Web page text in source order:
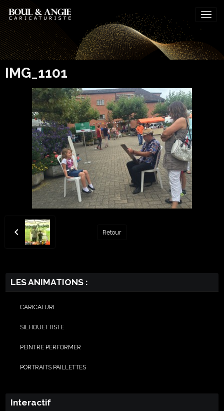
IMG_1101
Retour
LES ANIMATIONS :
CARICATURE
SILHOUETTISTE
PEINTRE PERFORMER
PORTRAITS PAILLETTES
Interactif